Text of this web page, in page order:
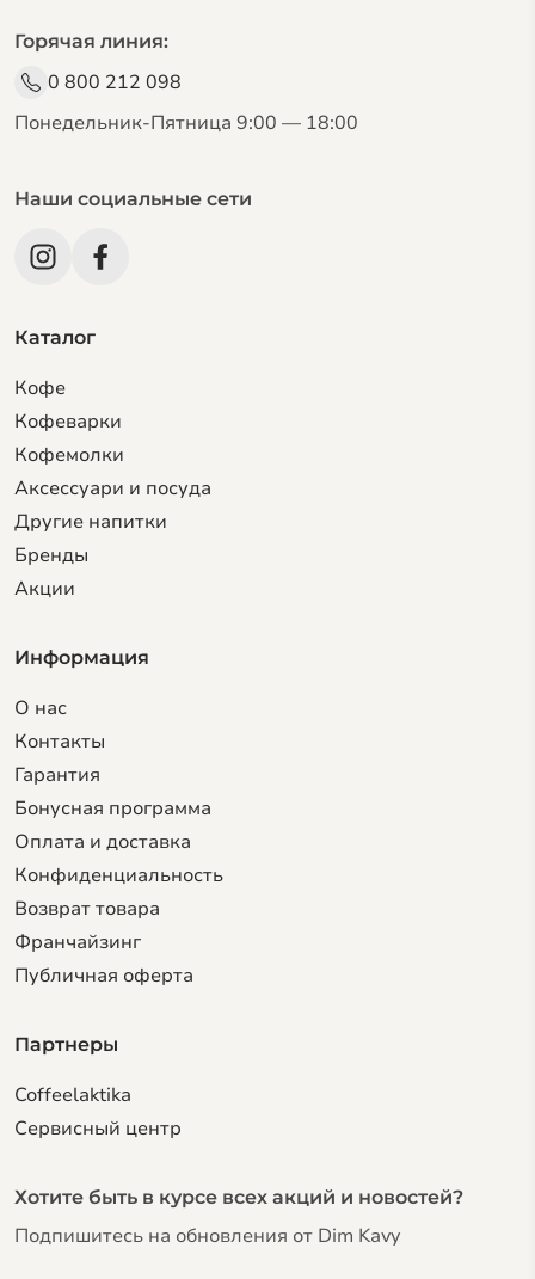
Горячая линия:
0 800 212 098
Понедельник-Пятница 9:00 — 18:00
Наши социальные сети
Каталог
Кофе
Кофеварки
Кофемолки
Аксессуари и посуда
Другие напитки
Бренды
Акции
Информация
О нас
Контакты
Гарантия
Бонусная программа
Оплата и доставка
Конфиденциальность
Возврат товара
Франчайзинг
Публичная оферта
Партнеры
Coffeelaktika
Сервисный центр
Хотите быть в курсе всех акций и новостей?
Подпишитесь на обновления от Dim Kavy